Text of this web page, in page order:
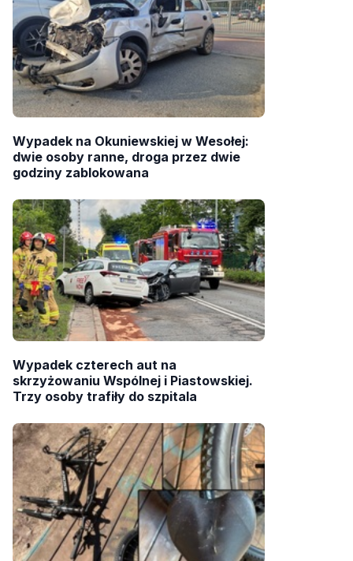
Wypadek na Okuniewskiej w Wesołej:
dwie osoby ranne, droga przez dwie
godziny zablokowana
Wypadek czterech aut na
skrzyżowaniu Wspólnej i Piastowskiej.
Trzy osoby trafiły do szpitala